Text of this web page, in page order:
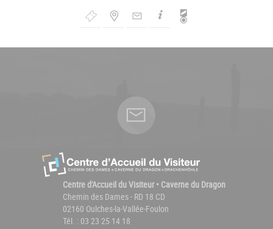
de
Centre d'Accueil du Visiteur • Caverne du Dragon
Chemin des Dames - RD 18 CD
02160 Oulches-la-Vallée-Foulon
Tél. : 03 23 25 14 18